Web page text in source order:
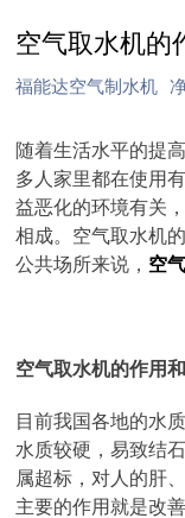
空气取水机的
福能达空气制水机
随着生活水平的提
多人家里都在使用
益恶化的环境有关
相成。空气取水机
公共场所来说， 空
空气取水机的作用
目前我国各地的水
水质较硬，易致结
属超标，对人的肝
主要的作用就是改